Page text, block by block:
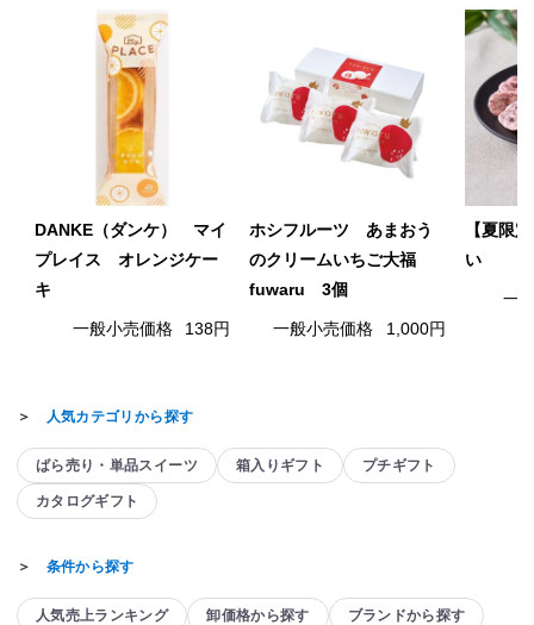
DANKE（ダンケ） マイ
プレイス オレンジケー
キ
一般小売価格 138円
ホシフルーツ あまおう
のクリームいちご大福
fuwaru 3個
一般小売価格 1,000円
【夏限
い
一
＞ 人気カテゴリから探す
ばら売り・単品スイーツ 箱入りギフト プチギフト
カタログギフト
＞ 条件から探す
人気売上ランキング 卸価格から探す ブランドから探す